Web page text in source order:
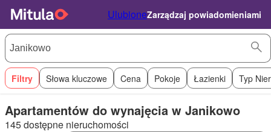
UlubioneZarządzaj powiadomieniami
Filtry Słowa kluczowe Cena Pokoje Łazienki Typ
Apartamentów do wynajęcia w Janikowo
145 dostępne nieruchomości